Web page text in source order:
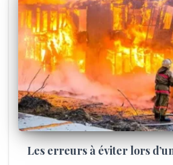
Les erreurs à éviter lors